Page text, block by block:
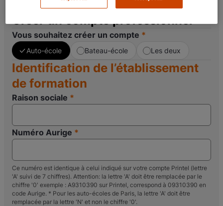
identifiant(s) et mot(s) de passe par email.
Créer un compte professionnel
Vous souhaitez créer un compte
Auto-école Bateau-école Les deux
Identification de l’établissement
de formation
Raison sociale
Numéro Aurige
Ce numéro est identique à celui indiqué sur votre compte Printel (lettre
'A' suivi de 7 chiffres). Attention: la lettre 'A' doit être remplacée par le
chiffre '0' exemple : A9310390 sur Printel, correspond à 09310390 en
code Aurige. * Pour les auto-écoles de Paris, la lettre 'A' doit être
remplacée par la lettre 'N' et non le chiffre '0'.